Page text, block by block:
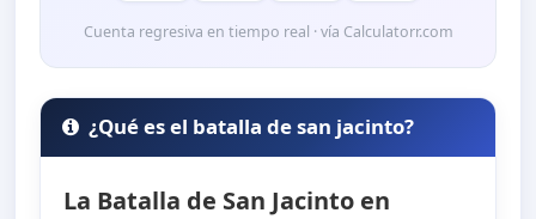
Cuenta regresiva en tiempo real · vía Calculatorr.com
¿Qué es el batalla de san jacinto?
La Batalla de San Jacinto en